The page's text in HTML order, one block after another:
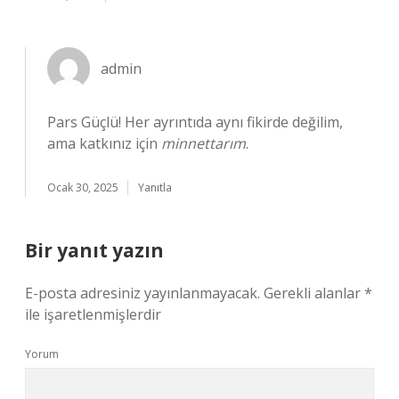
admin
Pars Güçlü! Her ayrıntıda aynı fikirde değilim,
ama katkınız için minnettarım.
Ocak 30, 2025 Yanıtla
Bir yanıt yazın
E-posta adresiniz yayınlanmayacak. Gerekli alanlar*
ile işaretlenmişlerdir
Yorum